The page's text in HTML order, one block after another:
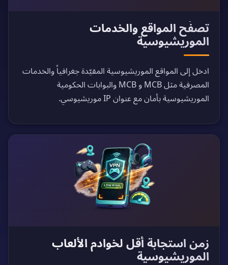
تصفّح المواقع والخدمات
الموريشيوسية
ادخل إلى المواقع الموريشيوسية المقيّدة جغرافياً والخدمات
المصرفية مثل MCB و MCB والبوابات الحكومية
الموريشيوسية بأمان مع عنوان IP موريشيوسي.
زمن استجابة أقل لخوادم الألعاب
الموريشيوسية